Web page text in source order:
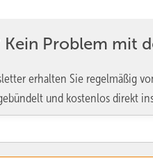
Kein Problem mit
erhalten Sie regelmäßig
und kostenlos direkt